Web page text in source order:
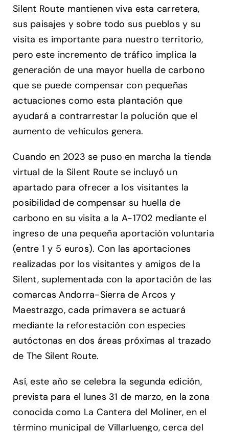
Silent Route mantienen viva esta carretera,
sus paisajes y sobre todo sus pueblos y su
visita es importante para nuestro territorio,
pero este incremento de tráfico implica la
generación de una mayor huella de carbono
que se puede compensar con pequeñas
actuaciones como esta plantación que
ayudará a contrarrestar la polución que el
aumento de vehículos genera.
Cuando en 2023 se puso en marcha la tienda
virtual de la Silent Route se incluyó un
apartado para ofrecer a los visitantes la
posibilidad de compensar su huella de
carbono en su visita a la A-1702 mediante el
ingreso de una pequeña aportación voluntaria
(entre 1 y 5 euros). Con las aportaciones
realizadas por los visitantes y amigos de la
Silent, suplementada con la aportación de las
comarcas Andorra-Sierra de Arcos y
Maestrazgo, cada primavera se actuará
mediante la reforestación con especies
autóctonas en dos áreas próximas al trazado
de The Silent Route.
Así, este año se celebra la segunda edición,
prevista para el lunes 31 de marzo, en la zona
conocida como La Cantera del Moliner, en el
término municipal de Villarluengo, cerca del